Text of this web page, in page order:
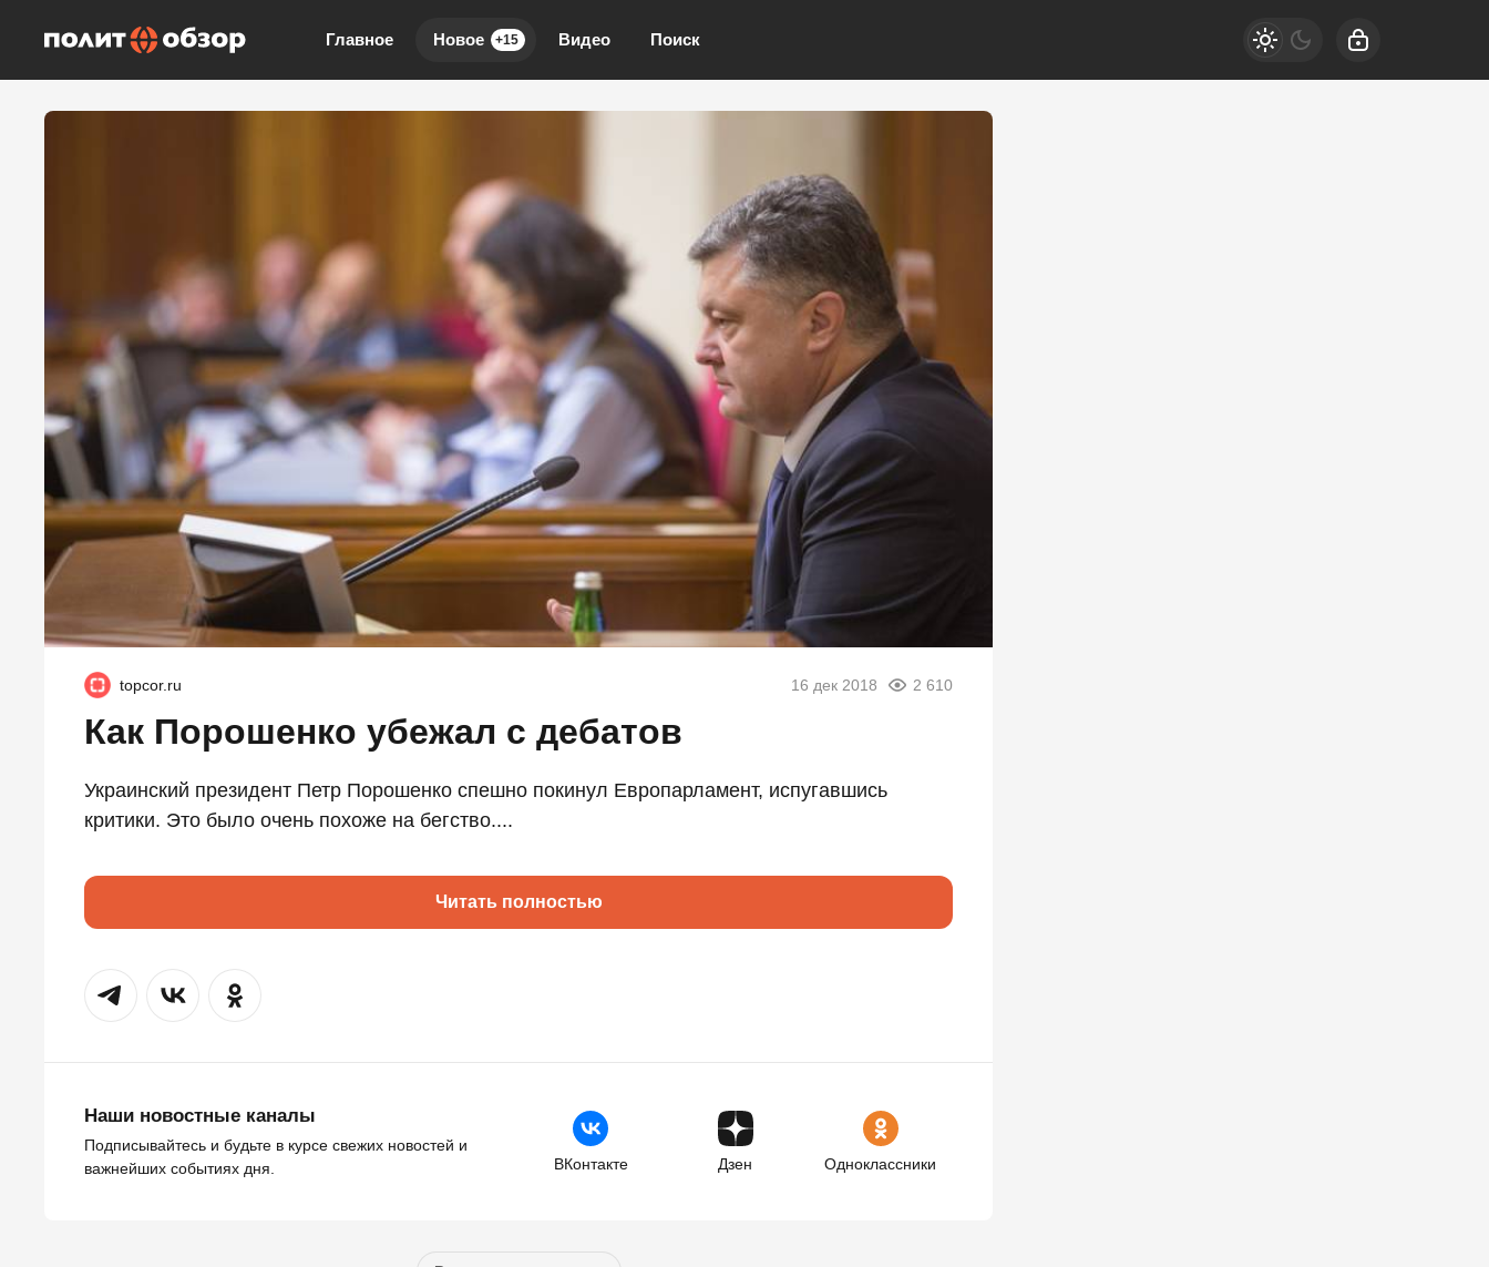
Главное Новое +15 Видео Поиск
topcor.ru 16 дек 2018 2 610
Как Порошенко убежал с дебатов
Украинский президент Петр Порошенко спешно покинул Европарламент, испугавшись
критики. Это было очень похоже на бегство....
Читать полностью
Наши новостные каналы
Подписывайтесь и будьте в курсе свежих новостей и
важнейших событиях дня.
ВКонтакте Дзен Одноклассники